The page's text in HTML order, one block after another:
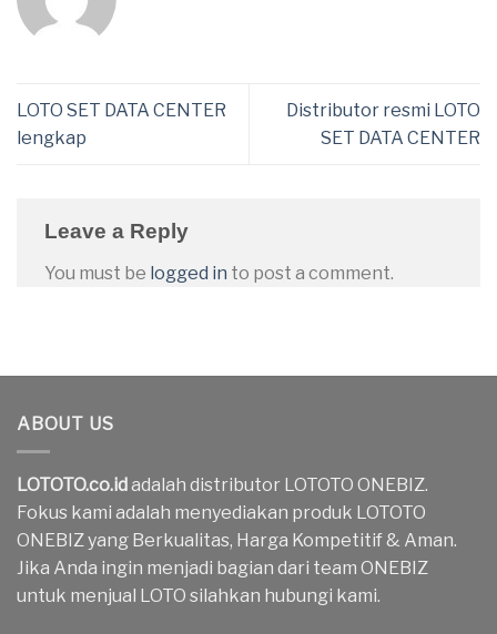
LOTO SET DATA CENTER
lengkap
Distributor resmi LOTO
SET DATA CENTER
Leave a Reply
You must be logged in to post a comment.
ABOUT US
LOTOTO.co.idadalah distributor LOTOTO ONEBIZ.
Fokus kami adalah menyediakan produk LOTOTO
ONEBIZ yang Berkualitas, Harga Kompetitif & Aman.
Jika Anda ingin menjadi bagian dari team ONEBIZ
untuk menjual LOTO silahkan hubungi kami.